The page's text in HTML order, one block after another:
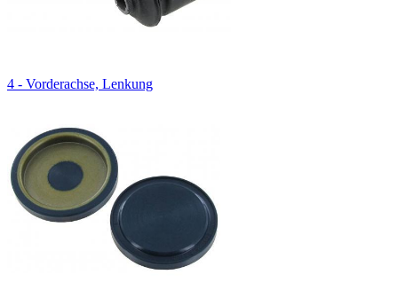
4 - Vorderachse, Lenkung